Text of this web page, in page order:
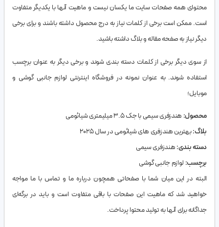
محتوای همه صفحات سایت ما یکسان نیست و ماهیت آنها با یکدیگر متفاوت
است. ممکن است برخی از کلمات نیاز به درج محصول داشته باشند و برای برخی
دیگر نیاز به صفحه مقاله و بلاگ داشته باشید.
از سوی دیگر برخی از کلمات دسته بندی شوند و برخی دیگر به عنوان برچسب
استفاده شوند. به عنوان نمونه در فروشگاه اینترنتی لوازم جانبی گوشی و
موبایل؛
محصول: هندزفری سیمی با جک 3.5 میلی‎متری شیائومی
بلاگ:بهترین هندزفری های شیائومی در سال 2025
دسته بندی:هندزفری سیمی
برچسب: لوازم جانبی گوشی
البته در این میان شما با صفحاتی همچون درباره ما و تماس با ما مواجه
خواهید شد که ماهیت این صفحات با باقی متفاوت است و باید در برگه‌ای
جداگانه برای آنها به تولید محتوا پرداخت.